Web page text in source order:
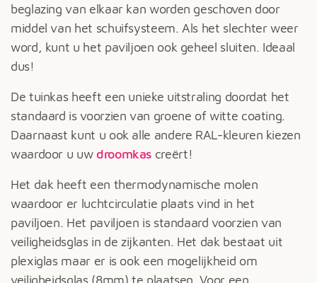
beglazing van elkaar kan worden geschoven door
middel van het schuifsysteem. Als het slechter weer
word, kunt u het paviljoen ook geheel sluiten. Ideaal
dus!
De tuinkas heeft een unieke uitstraling doordat het
standaard is voorzien van groene of witte coating.
Daarnaast kunt u ook alle andere RAL-kleuren kiezen
waardoor u uwdroomkas creërt!
Het dak heeft een thermodynamische molen
waardoor er luchtcirculatie plaats vind in het
paviljoen. Het paviljoen is standaard voorzien van
veiligheidsglas in de zijkanten. Het dak bestaat uit
plexiglas maar er is ook een mogelijkheid om
veiligheidsglas (8mm) te plaatsen. Voor een